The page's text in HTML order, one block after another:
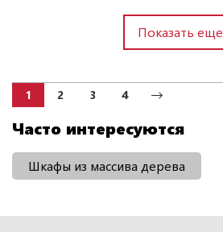
Показать еще
1 2 3 4
Часто интересуются
Шкафы из массива дерева